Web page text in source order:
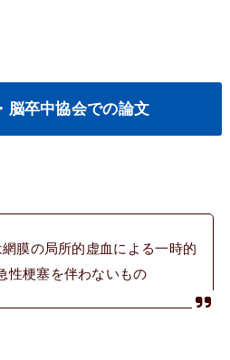
脳卒中協会での論文
膜の局所的虚血による一時的
性梗塞を伴わないもの